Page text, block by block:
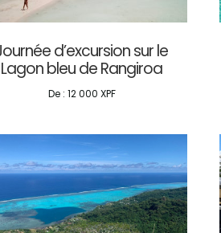
d’excursion sur le
Lagon bleu de Rangiroa
De : 12 000 XPF